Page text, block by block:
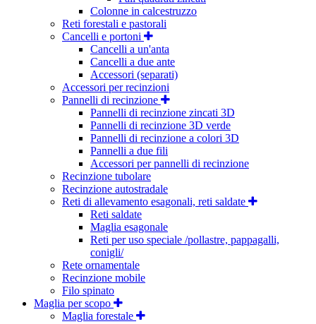
Colonne in calcestruzzo
Reti forestali e pastorali
Cancelli e portoni
Cancelli a un'anta
Cancelli a due ante
Accessori (separati)
Accessori per recinzioni
Pannelli di recinzione
Pannelli di recinzione zincati 3D
Pannelli di recinzione 3D verde
Pannelli di recinzione a colori 3D
Pannelli a due fili
Accessori per pannelli di recinzione
Recinzione tubolare
Recinzione autostradale
Reti di allevamento esagonali, reti saldate
Reti saldate
Maglia esagonale
Reti per uso speciale /pollastre, pappagalli,
conigli/
Rete ornamentale
Recinzione mobile
Filo spinato
Maglia per scopo
Maglia forestale